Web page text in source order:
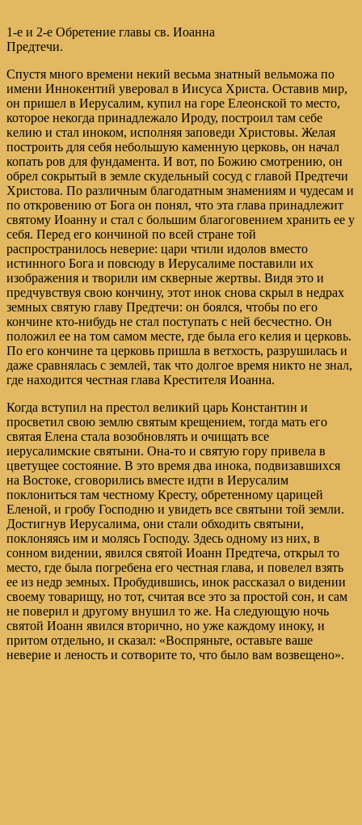
1-е и 2-е Обретение главы св. Иоанна
Предтечи.
Спустя много времени некий весьма знатный вельможа по
имени Иннокентий уверовал в Иисуса Христа. Оставив мир,
он пришел в Иерусалим, купил на горе Елеонской то место,
которое некогда принадлежало Ироду, построил там себе
келию и стал иноком, исполняя заповеди Христовы. Желая
построить для себя небольшую каменную церковь, он начал
копать ров для фундамента. И вот, по Божию смотрению, он
обрел сокрытый в земле скудельный сосуд с главой Предтечи
Христова. По различным благодатным знамениям и чудесам и
по откровению от Бога он понял, что эта глава принадлежит
святому Иоанну и стал с большим благоговением хранить ее у
себя. Перед его кончиной по всей стране той
распространилось неверие: цари чтили идолов вместо
истинного Бога и повсюду в Иерусалиме поставили их
изображения и творили им скверные жертвы. Видя это и
предчувствуя свою кончину, этот инок снова скрыл в недрах
земных святую главу Предтечи: он боялся, чтобы по его
кончине кто-нибудь не стал поступать с ней бесчестно. Он
положил ее на том самом месте, где была его келия и церковь.
По его кончине та церковь пришла в ветхость, разрушилась и
даже сравнялась с землей, так что долгое время никто не знал,
где находится честная глава Крестителя Иоанна.
Когда вступил на престол великий царь Константин и
просветил свою землю святым крещением, тогда мать его
святая Елена стала возобновлять и очищать все
иерусалимские святыни. Она-то и святую гору привела в
цветущее состояние. В это время два инока, подвизавшихся
на Востоке, сговорились вместе идти в Иерусалим
поклониться там честному Кресту, обретенному царицей
Еленой, и гробу Господню и увидеть все святыни той земли.
Достигнув Иерусалима, они стали обходить святыни,
поклоняясь им и молясь Господу. Здесь одному из них, в
сонном видении, явился святой Иоанн Предтеча, открыл то
место, где была погребена его честная глава, и повелел взять
ее из недр земных. Пробудившись, инок рассказал о видении
своему товарищу, но тот, считая все это за простой сон, и сам
не поверил и другому внушил то же. На следующую ночь
святой Иоанн явился вторично, но уже каждому иноку, и
притом отдельно, и сказал: «Воспряньте, оставьте ваше
неверие и леность и сотворите то, что было вам возвещено».